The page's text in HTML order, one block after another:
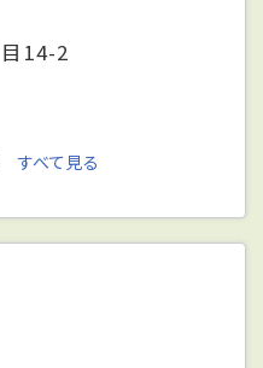
14-2
すべて見る